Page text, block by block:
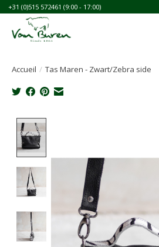
+31 (0)515 572461 (9:00 - 17:00)
Accueil / Tas Maren - Zwart/Zebra side